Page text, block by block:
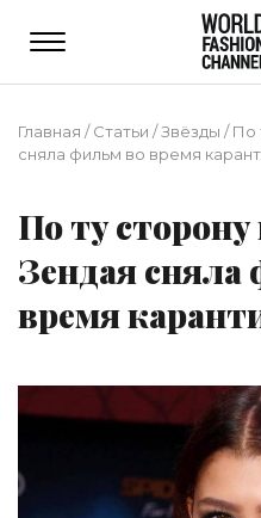
Главная /Статьи /Звёзды /По
сняла фильм во время
По ту
Зендая
время